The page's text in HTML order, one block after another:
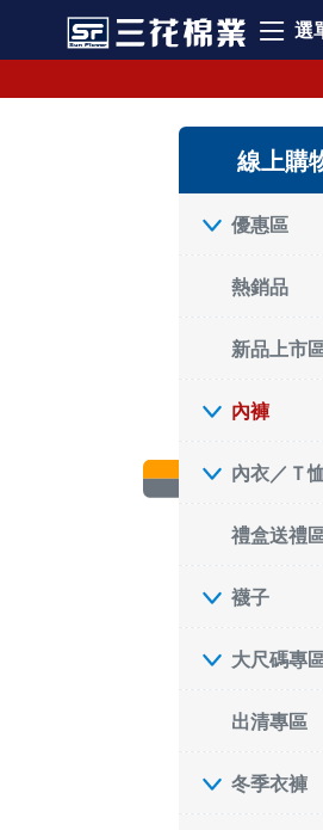
選
線上購
優惠區
熱銷品
新品上市
內褲
內衣／Ｔ
禮盒送禮
襪子
大尺碼專
出清專區
冬季衣褲